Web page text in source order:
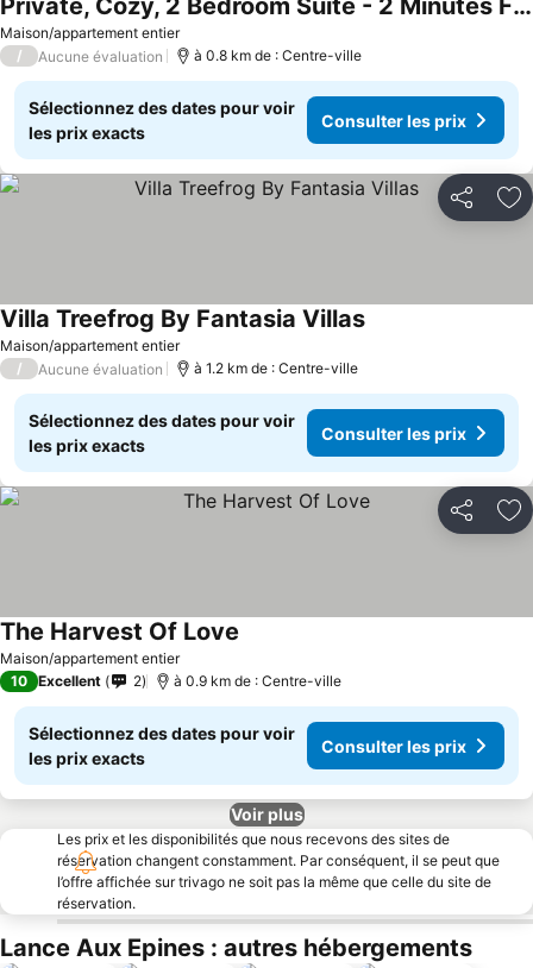
Maison/appartement entier
Private, Cozy, 2 Bedroom Suite - 2 Minutes From The Beach!
/ Aucune évaluation à 0.8 km de : Centre-ville
Sélectionnez des dates pour voir
les prix exacts
Consulter les prix
Partager
Maison/appartement entier
Villa Treefrog By Fantasia Villas
/ Aucune évaluation à 1.2 km de : Centre-ville
Sélectionnez des dates pour voir
les prix exacts
Consulter les prix
Partager
Maison/appartement entier
The Harvest Of Love
10 Excellent 2 à 0.9 km de : Centre-ville
Sélectionnez des dates pour voir
les prix exacts
Consulter les prix
Voir plus
Les prix et les disponibilités que nous recevons des sites de
réservation changent constamment. Par conséquent, il se peut que
l’offre affichée sur trivago ne soit pas la même que celle du site de
réservation.
Lance Aux Epines : autres hébergements